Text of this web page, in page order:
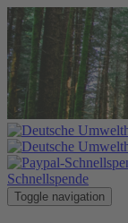
Schnellspende
Toggle navigation